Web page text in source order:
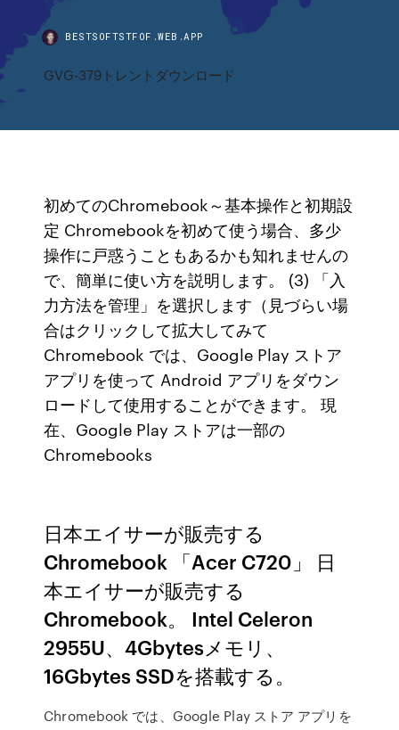
BESTSOFTSTFOF.WEB.APP
GVG-379トレントダウンロード
初めてのChromebook～基本操作と初期設
定 Chromebookを初めて使う場合、多少
操作に戸惑うこともあるかも知れませんの
で、簡単に使い方を説明します。 (3) 「入
力方法を管理」を選択します（見づらい場
合はクリックして拡大してみて
Chromebook では、Google Play ストア
アプリを使って Android アプリをダウン
ロードして使用することができます。 現
在、Google Play ストアは一部の
Chromebooks
日本エイサーが販売する
Chromebook 「Acer C720」 日
本エイサーが販売する
Chromebook。 Intel Celeron
2955U、4Gbytesメモリ、
16Gbytes SSDを搭載する。
Chromebook では、Google Play ストア アプリを